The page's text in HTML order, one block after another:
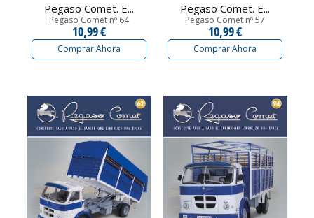
Pegaso Comet. E...
Pegaso Comet nº 64
10,99 €
Comprar Ahora
Pegaso Comet. E...
Pegaso Comet nº 57
10,99 €
Comprar Ahora